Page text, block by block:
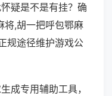
疑是不是有挂？确
将,胡一把呼包鄂麻
规途径维护游戏公
成专用辅助工具，